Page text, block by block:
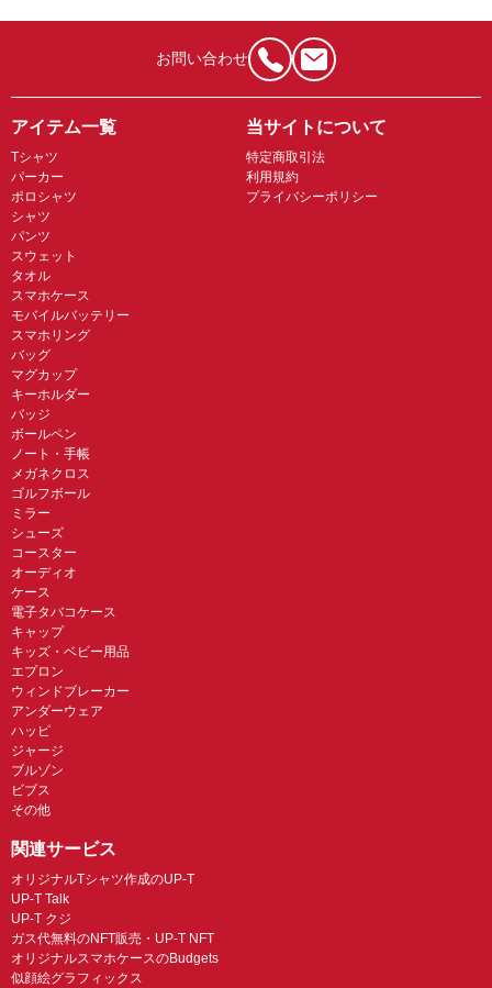
お問い合わせ
アイテム一覧
Tシャツ
パーカー
ポロシャツ
シャツ
パンツ
スウェット
タオル
スマホケース
モバイルバッテリー
スマホリング
バッグ
マグカップ
キーホルダー
バッジ
ボールペン
ノート・手帳
メガネクロス
ゴルフボール
ミラー
シューズ
コースター
オーディオ
ケース
電子タバコケース
キャップ
キッズ・ベビー用品
エプロン
ウィンドブレーカー
アンダーウェア
ハッピ
ジャージ
ブルゾン
ビブス
その他
当サイトについて
特定商取引法
利用規約
プライバシーポリシー
関連サービス
オリジナルTシャツ作成のUP-T
UP-T Talk
UP-T クジ
ガス代無料のNFT販売・UP-T NFT
オリジナルスマホケースのBudgets
似顔絵グラフィックス